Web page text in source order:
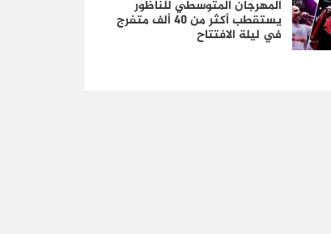
المهرجان المتوسطي للناظور
يستقطب أكثر من 40 ألف متفرج
في ليلة الافتتاح